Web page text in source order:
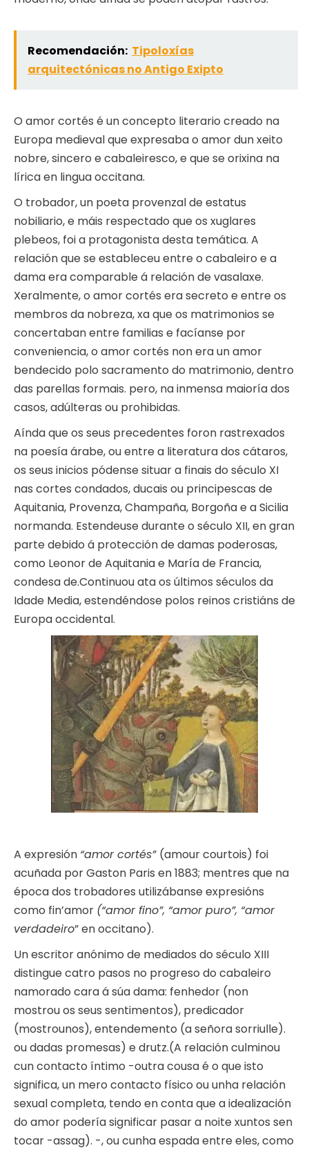
Recomendación: Tipoloxías
arquitectónicas no Antigo Exipto
O amor cortés é un concepto literario creado na
Europa medieval que expresaba o amor dun xeito
nobre, sincero e cabaleiresco, e que se orixina na
lírica en lingua occitana.
O trobador, un poeta provenzal de estatus
nobiliario, e máis respectado que os xuglares
plebeos, foi a protagonista desta temática. A
relación que se estableceu entre o cabaleiro e a
dama era comparable á relación de vasalaxe.
Xeralmente, o amor cortés era secreto e entre os
membros da nobreza, xa que os matrimonios se
concertaban entre familias e facíanse por
conveniencia, o amor cortés non era un amor
bendecido polo sacramento do matrimonio, dentro
das parellas formais. pero, na inmensa maioría dos
casos, adúlteras ou prohibidas.
Aínda que os seus precedentes foron rastrexados
na poesía árabe, ou entre a literatura dos cátaros,
os seus inicios pódense situar a finais do século XI
nas cortes condados, ducais ou principescas de
Aquitania, Provenza, Champaña, Borgoña e a Sicilia
normanda. Estendeuse durante o século XII, en gran
parte debido á protección de damas poderosas,
como Leonor de Aquitania e María de Francia,
condesa de.Continuou ata os últimos séculos da
Idade Media, estendéndose polos reinos cristiáns de
Europa occidental.
A expresión “amor cortés” (amour courtois) foi
acuñada por Gaston Paris en 1883; mentres que na
época dos trobadores utilizábanse expresións
como fin’amor (“amor fino”, “amor puro”, “amor
verdadeiro” en occitano).
Un escritor anónimo de mediados do século XIII
distingue catro pasos no progreso do cabaleiro
namorado cara á súa dama: fenhedor (non
mostrou os seus sentimentos), predicador
(mostrounos), entendemento (a señora sorriulle).
ou dadas promesas) e drutz.(A relación culminou
cun contacto íntimo -outra cousa é o que isto
significa, un mero contacto físico ou unha relación
sexual completa, tendo en conta que a idealización
do amor podería significar pasar a noite xuntos sen
tocar -assag). -, ou cunha espada entre eles, como